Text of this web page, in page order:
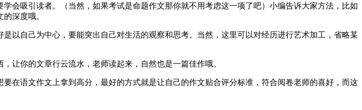
会吸引读者。（当然，如果考试是命题作文那你就不用考虑这一项了吧）小编告诉大家方法，比如
深度哦。
以自己为中心，要能突出自己对生活的观察和思考。当然，这里可以对经历进行艺术加工，省略某
让你的文章行云流水，老师读起来，自然也是一篇佳作哦。
在语文作文上拿到高分，最好的方式就是让自己的作文贴合评分标准，符合阅卷老师的喜好，而这